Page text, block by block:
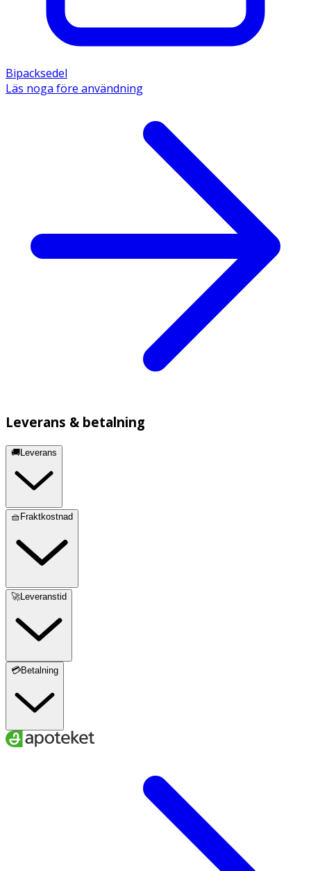
Bipacksedel
Läs noga före användning
Leverans & betalning
🚚Leverans
🧺Fraktkostnad
🚀Leveranstid
💳Betalning